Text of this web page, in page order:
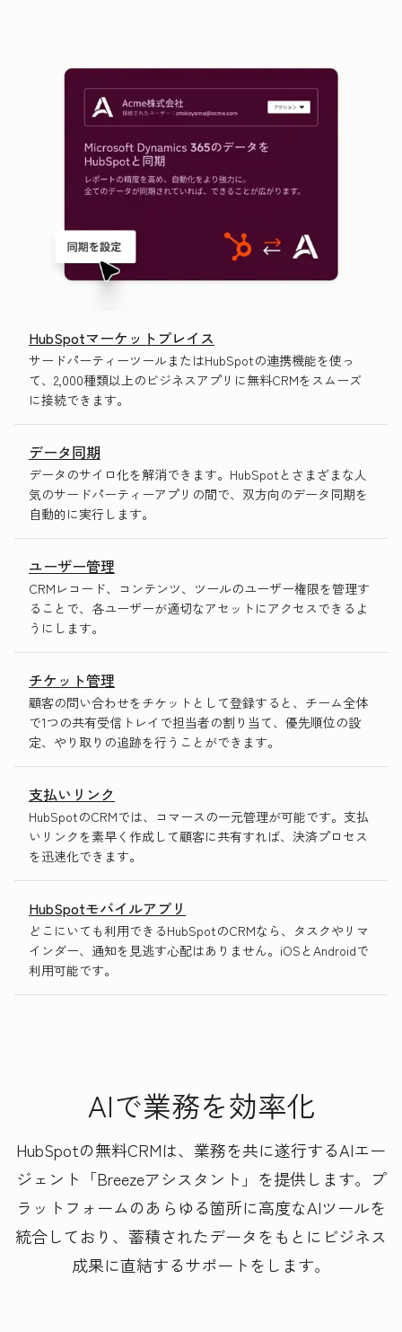
HubSpotマーケットプレイス
サードパーティーツールまたはHubSpotの連携機能を使っ
て、2,000種類以上のビジネスアプリに無料CRMをスムーズ
に接続できます。
データ同期
データのサイロ化を解消できます。HubSpotとさまざまな人
気のサードパーティーアプリの間で、双方向のデータ同期を
自動的に実行します。
ユーザー管理
CRMレコード、コンテンツ、ツールのユーザー権限を管理す
ることで、各ユーザーが適切なアセットにアクセスできるよ
うにします。
チケット管理
顧客の問い合わせをチケットとして登録すると、チーム全体
で1つの共有受信トレイで担当者の割り当て、優先順位の設
定、やり取りの追跡を行うことができます。
支払いリンク
HubSpotのCRMでは、コマースの一元管理が可能です。支払
いリンクを素早く作成して顧客に共有すれば、決済プロセス
を迅速化できます。
HubSpotモバイルアプリ
どこにいても利用できるHubSpotのCRMなら、タスクやリマ
インダー、通知を見逃す心配はありません。iOSとAndroidで
利用可能です。
AIで業務を効率化
HubSpotの無料CRMは、業務を共に遂行するAIエー
ジェント「Breezeアシスタント」を提供します。プ
ラットフォームのあらゆる箇所に高度なAIツールを
統合しており、蓄積されたデータをもとにビジネス
成果に直結するサポートをします。